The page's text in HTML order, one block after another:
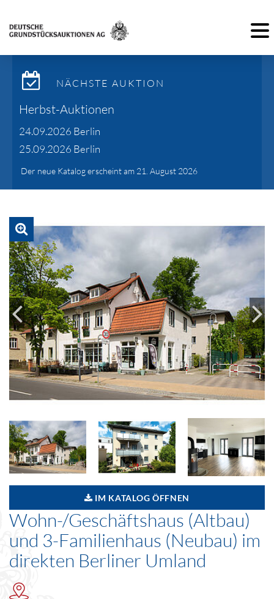
NÄCHSTE AUKTION
Herbst-Auktionen
24.09.2026 Berlin
25.09.2026 Berlin
Der neue Katalog erscheint am 21. August 2026
IM KATALOG ÖFFNEN
Wohn-/Geschäftshaus (Altbau)
und 3-Familienhaus (Neubau) im
direkten Berliner Umland